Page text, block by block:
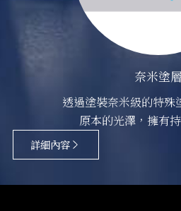
奈米塗層
透過塗裝奈米級的特殊
原本的光澤，擁有
詳細內容